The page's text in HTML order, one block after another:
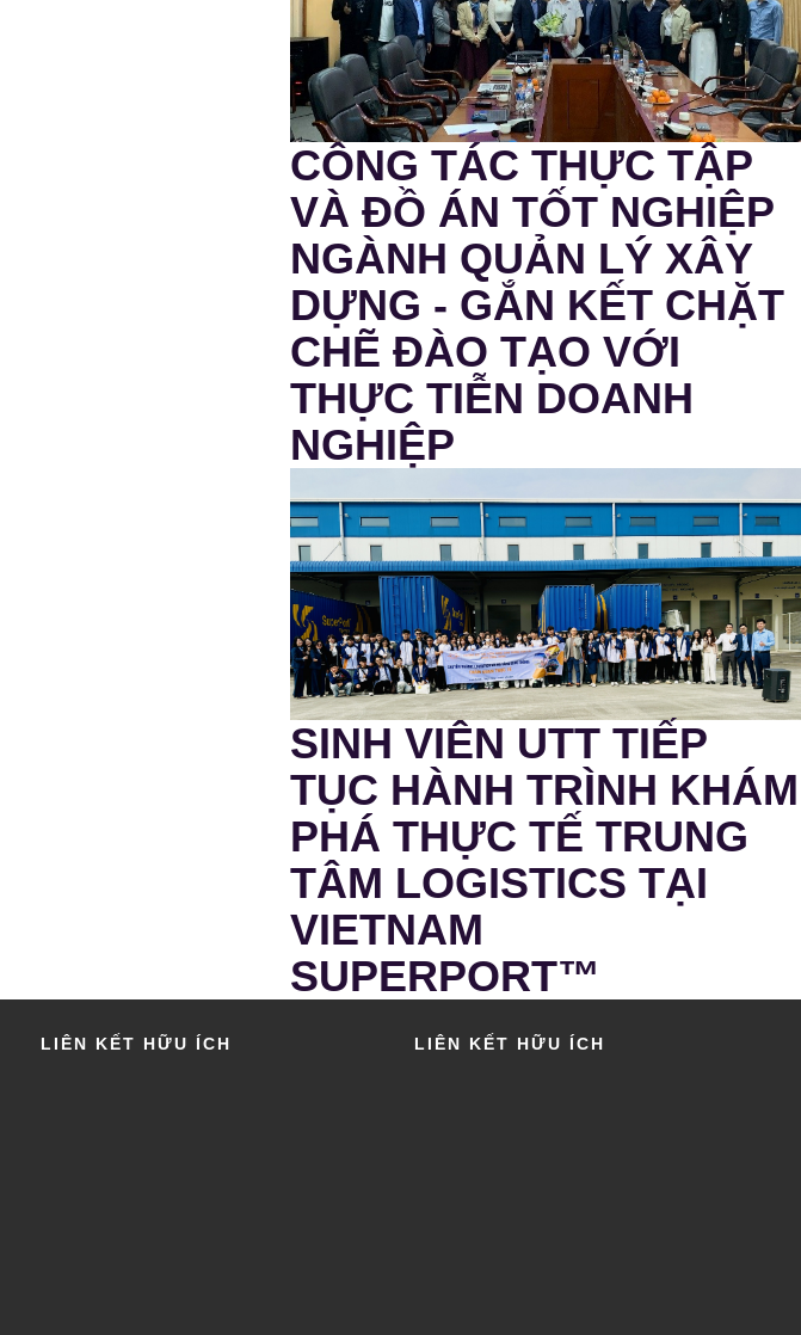
CÔNG TÁC THỰC TẬP
VÀ ĐỒ ÁN TỐT NGHIỆP
NGÀNH QUẢN LÝ XÂY
DỰNG - GẮN KẾT CHẶT
CHẼ ĐÀO TẠO VỚI
THỰC TIỄN DOANH
NGHIỆP
SINH VIÊN UTT TIẾP
TỤC HÀNH TRÌNH KHÁM
PHÁ THỰC TẾ TRUNG
TÂM LOGISTICS TẠI
VIETNAM
SUPERPORT™
LIÊN KẾT HỮU ÍCH LIÊN KẾT HỮU ÍCH